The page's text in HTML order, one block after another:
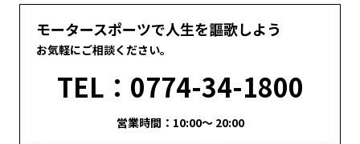
モータースポーツで人生を謳歌しよう
お気軽にご相談ください。
TEL：0774-34-1800
営業時間：10:00～ 20:00